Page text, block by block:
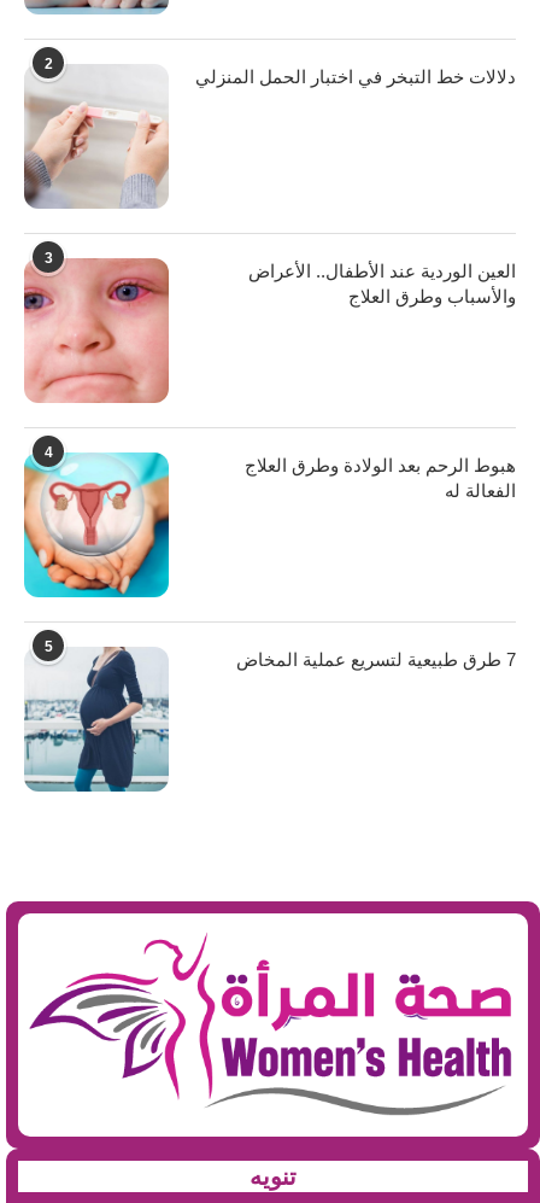
2
دلالات خط التبخر في اختبار الحمل المنزلي
3
العين الوردية عند الأطفال.. الأعراض
والأسباب وطرق العلاج
4
هبوط الرحم بعد الولادة وطرق العلاج
الفعالة له
5
7 طرق طبيعية لتسريع عملية المخاض
تنويه